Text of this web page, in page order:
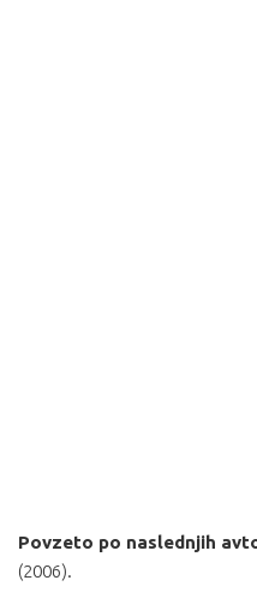
Povzeto po naslednjih
(2006).